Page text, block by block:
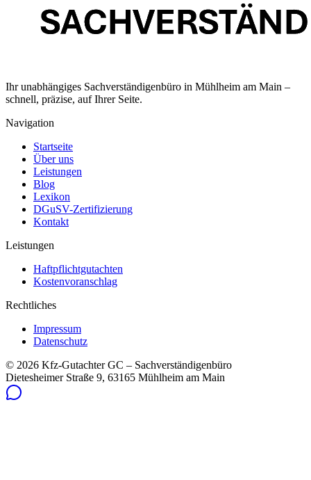
Ihr unabhängiges Sachverständigenbüro in Mühlheim am Main –
schnell, präzise, auf Ihrer Seite.
Navigation
Startseite
Über uns
Leistungen
Blog
Lexikon
DGuSV-Zertifizierung
Kontakt
Leistungen
Haftpflichtgutachten
Kostenvoranschlag
Rechtliches
Impressum
Datenschutz
© 2026 Kfz-Gutachter GC – Sachverständigenbüro
Dietesheimer Straße 9, 63165 Mühlheim am Main